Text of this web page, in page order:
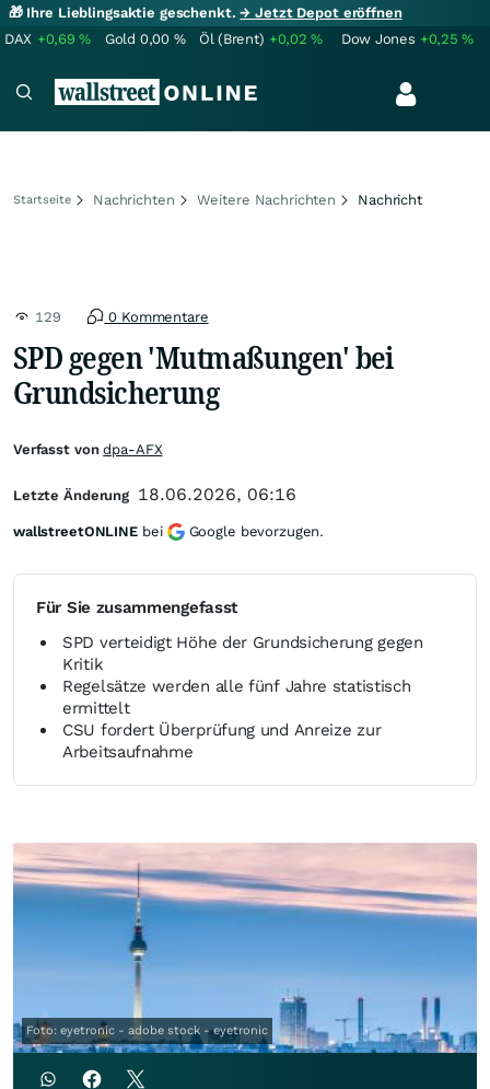
🎁 Ihre Lieblingsaktie geschenkt.→ Jetzt Depot eröffnen
DAX +0,69% Gold 0,00 % Öl (Brent) +0,02% Dow Jones +0,25%
Startseite Nachrichten Weitere Nachrichten Nachricht
129 0 Kommentare
SPD gegen 'Mutmaßungen' bei
Grundsicherung
Für Sie zusammengefasst
SPD verteidigt Höhe der Grundsicherung gegen
Kritik
Regelsätze werden alle fünf Jahre statistisch
ermittelt
CSU fordert Überprüfung und Anreize zur
Arbeitsaufnahme
Foto: eyetronic - adobe stock - eyetronic
Verfasst vondpa-AFX
Letzte Änderung 18.06.2026, 06:16
wallstreetONLINE bei Google bevorzugen.